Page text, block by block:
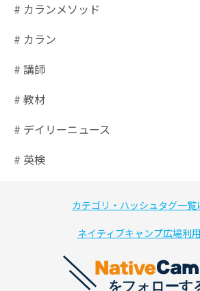
# カランメソッド
# カラン
# 講師
# 教材
# デイリーニュース
# 英検
カテゴリ・ハッシュタグ一覧
ネイティブキャンプ広場利